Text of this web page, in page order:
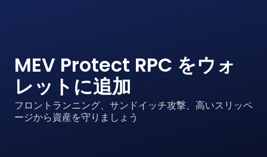
MEV Protect RPC をウォ
レットに追加
フロントランニング、サンドイッチ攻撃、高いスリッペ
ージから資産を守りましょう